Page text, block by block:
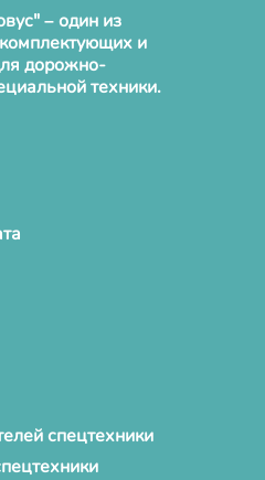
– один из
и
дорожно-
техники.
спецтехники